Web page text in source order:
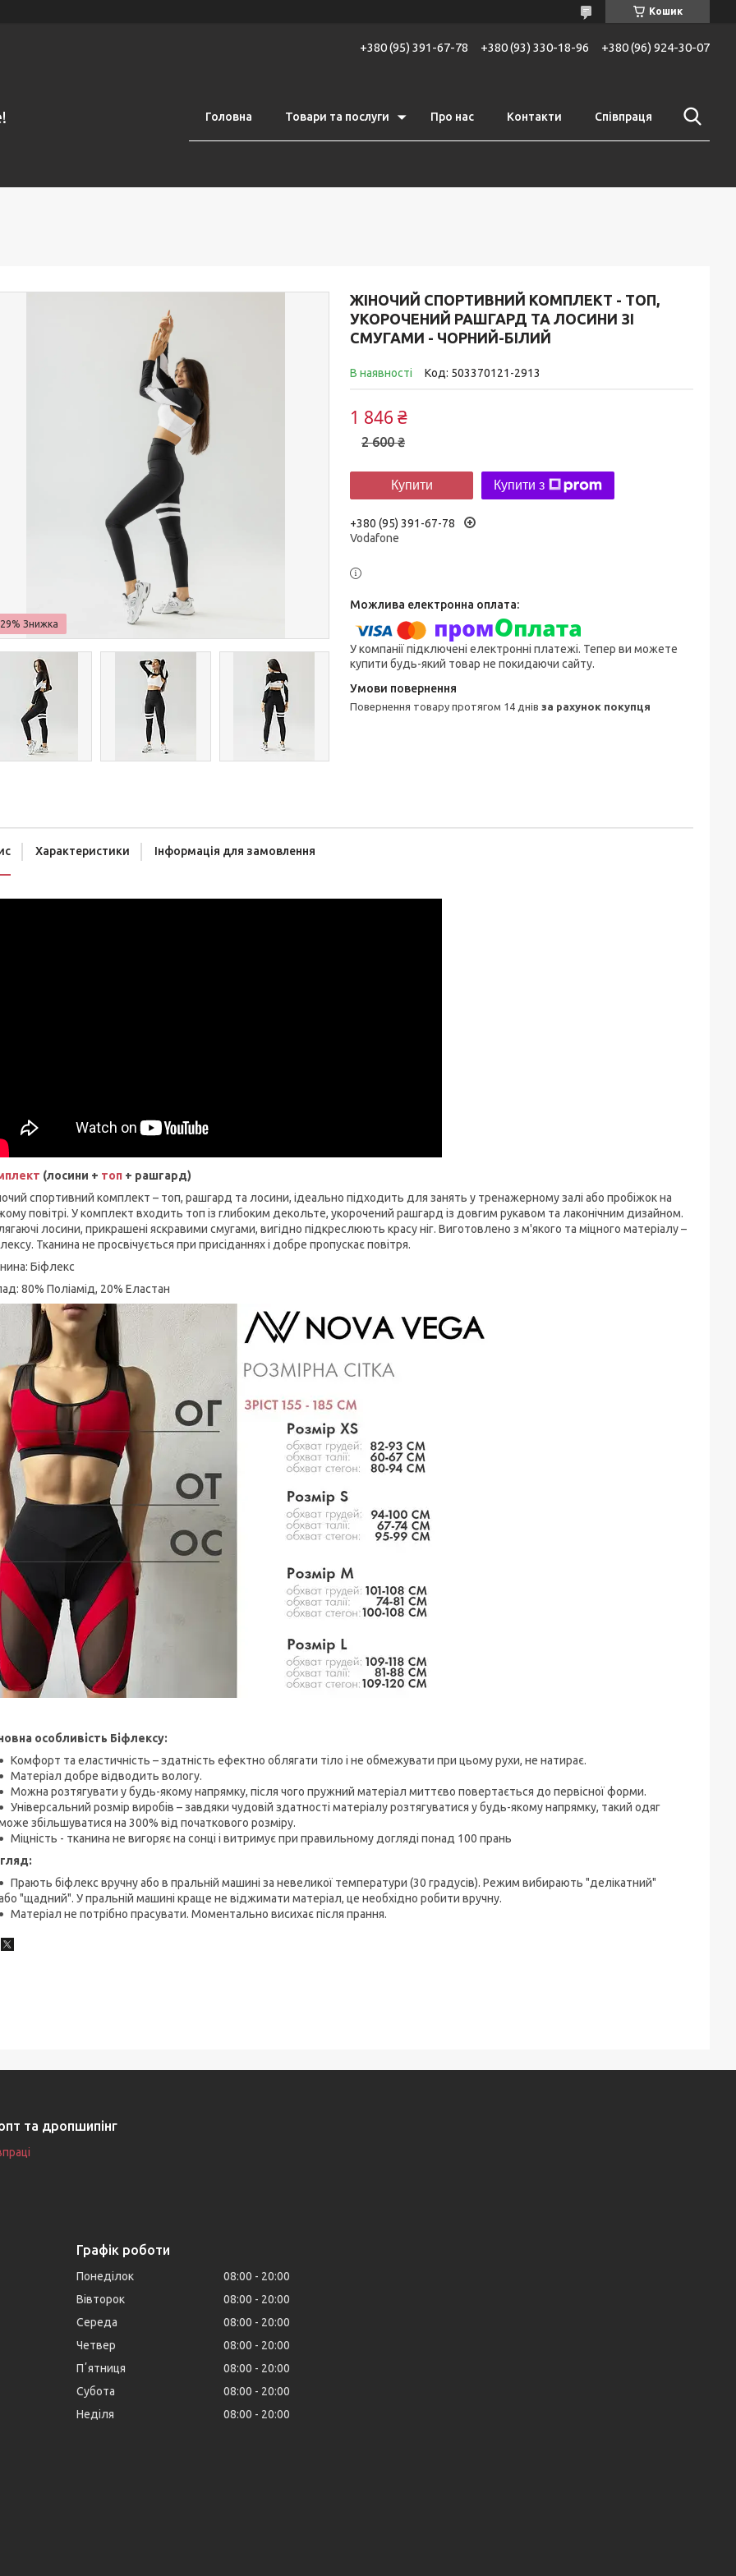
Кошик
+380 (95) 391-67-78 +380 (93) 330-18-96 +380 (96) 924-30-07
Головна Товари та послуги Про нас Контакти Співпраця
ЖІНОЧИЙ СПОРТИВНИЙ КОМПЛЕКТ - ТОП,
УКОРОЧЕНИЙ РАШГАРД ТА ЛОСИНИ ЗІ
СМУГАМИ - ЧОРНИЙ-БІЛИЙ
В наявності Код: 503370121-2913
2 600 ₴
1 846 ₴
Купити Купити з
+380 (95) 391-67-78
Vodafone
У компанії підключені електронні платежі. Тепер ви можете
купити будь-який товар не покидаючи сайту.
повернення товару протягом 14 днів за рахунок покупця
Характеристики Інформація для замовлення
(лосини + топ + рашгард)
спортивний комплект – топ, рашгард та лосини, ідеально підходить для занять у тренажерному залі або пробіжок на
повітрі. У комплект входить топ із глибоким декольте, укорочений рашгард із довгим рукавом та лаконічним дизайном.
лосини, прикрашені яскравими смугами, вигідно підкреслюють красу ніг. Виготовлено з м'якого та міцного матеріалу –
Тканина не просвічується при присіданнях і добре пропускає повітря.
Біфлекс
80% Поліамід, 20% Еластан
особливість Біфлексу:
Комфорт та еластичність – здатність ефектно облягати тіло і не обмежувати при цьому рухи, не натирає.
Матеріал добре відводить вологу.
Можна розтягувати у будь-якому напрямку, після чого пружний матеріал миттєво повертається до первісної форми.
Універсальний розмір виробів – завдяки чудовій здатності матеріалу розтягуватися у будь-якому напрямку, такий одяг
збільшуватися на 300% від початкового розміру.
Міцність - тканина не вигоряє на сонці і витримує при правильному догляді понад 100 прань
Прають біфлекс вручну або в пральній машині за невеликої температури (30 градусів). Режим вибирають "делікатний"
"щадний". У пральній машині краще не віджимати матеріал, це необхідно робити вручну.
Матеріал не потрібно прасувати. Моментально висихає після прання.
та дропшипінг
Графік роботи
Понеділок 08:00
20:00
Вівторок
08:00
20:00
Середа
08:00
20:00
Четвер
08:00
20:00
Пʼятниця
08:00
20:00
Субота
08:00
20:00
Неділя
08:00 20:00